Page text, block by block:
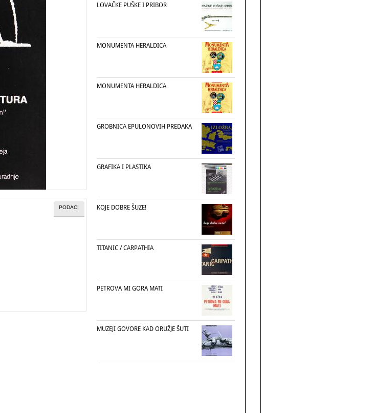
PODACI
LOVAČKE PUŠKE I PRIBOR
MONUMENTA HERALDICA
MONUMENTA HERALDICA
GROBNICA EPULONOVIH PREDAKA
GRAFIKA I PLASTIKA
KOJE DOBRE ŠUZE!
TITANIC / CARPATHIA
PETROVA MI GORA MATI
MUZEJI GOVORE KAD ORUŽJE ŠUTI